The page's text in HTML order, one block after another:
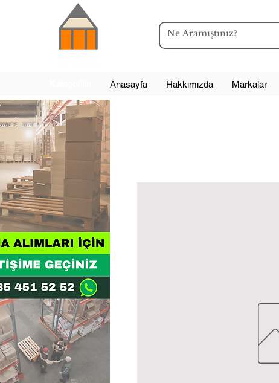
Anasayfa Hakkımızda Markalar